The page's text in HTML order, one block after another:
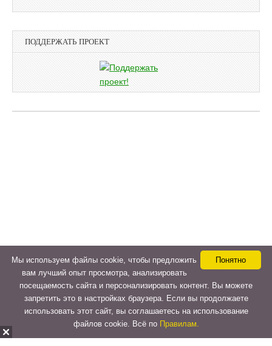
ПОДДЕРЖАТЬ ПРОЕКТ
Понятно
Мы используем файлы cookie, чтобы предложить
вам лучший опыт просмотра, анализировать
посещаемость сайта и персонализировать контент. Вы можете
запретить это в настройках браузера. Если вы продолжаете
использовать этот сайт, вы соглашаетесь на использование
файлов cookie. Всё по Правилам.